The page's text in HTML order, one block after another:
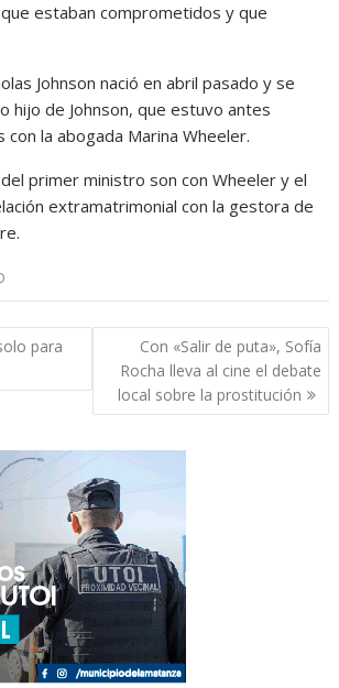
estaban comprometidos y que
Johnson nació en abril pasado y se
hijo de Johnson, que estuvo antes
con la abogada Marina Wheeler.
primer ministro son con Wheeler y el
extramatrimonial con la gestora de
para
Con «Salir de puta», Sofía
Rocha lleva al cine el debate
local sobre la prostitución